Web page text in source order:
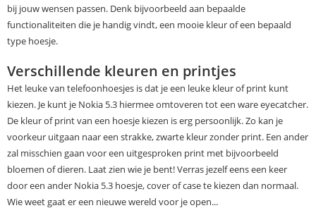
bij jouw wensen passen. Denk bijvoorbeeld aan bepaalde
functionaliteiten die je handig vindt, een mooie kleur of een bepaald
type hoesje.
Verschillende kleuren en printjes
Het leuke van telefoonhoesjes is dat je een leuke kleur of print kunt
kiezen. Je kunt je Nokia 5.3 hiermee omtoveren tot een ware eyecatcher.
De kleur of print van een hoesje kiezen is erg persoonlijk. Zo kan je
voorkeur uitgaan naar een strakke, zwarte kleur zonder print. Een ander
zal misschien gaan voor een uitgesproken print met bijvoorbeeld
bloemen of dieren. Laat zien wie je bent! Verras jezelf eens een keer
door een ander Nokia 5.3 hoesje, cover of case te kiezen dan normaal.
Wie weet gaat er een nieuwe wereld voor je open...